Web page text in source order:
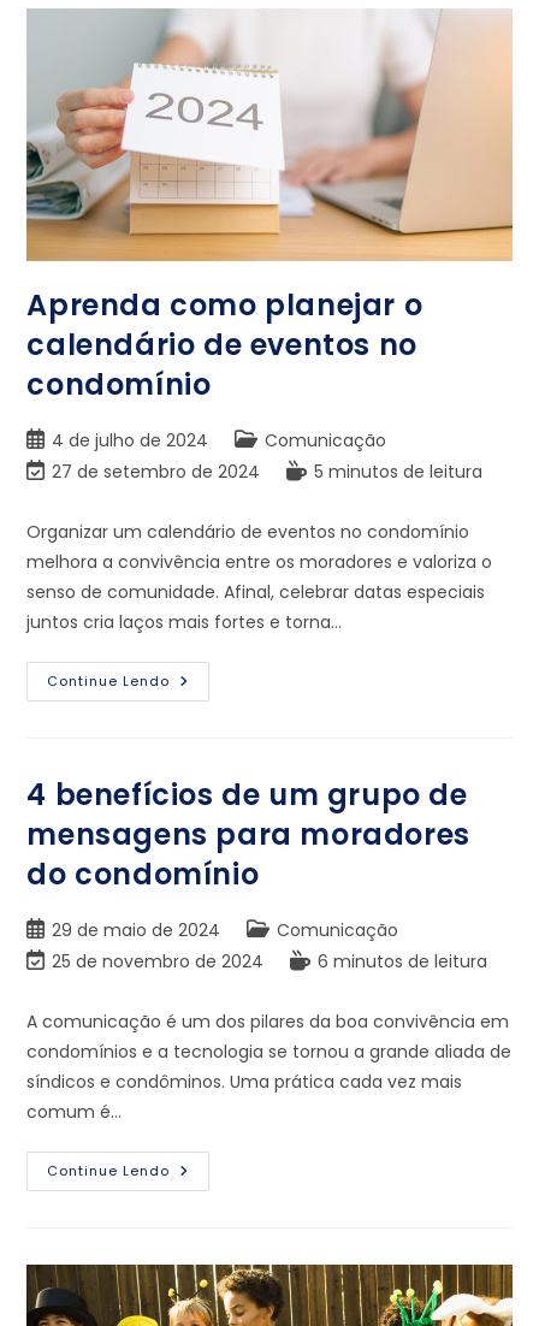
Aprenda como planejar o
calendário de eventos no
condomínio
4 de julho de 2024
Comunicação
27 de setembro de 2024
5 minutos de leitura
Organizar um calendário de eventos no condomínio
melhora a convivência entre os moradores e valoriza o
senso de comunidade. Afinal, celebrar datas especiais
juntos cria laços mais fortes e torna…
Continue Lendo
4 benefícios de um grupo de
mensagens para moradores
do condomínio
29 de maio de 2024
Comunicação
25 de novembro de 2024
6 minutos de leitura
A comunicação é um dos pilares da boa convivência em
condomínios e a tecnologia se tornou a grande aliada de
síndicos e condôminos. Uma prática cada vez mais
comum é…
Continue Lendo